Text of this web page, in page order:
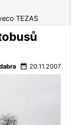
TEZAS
date_range 20.11.2007